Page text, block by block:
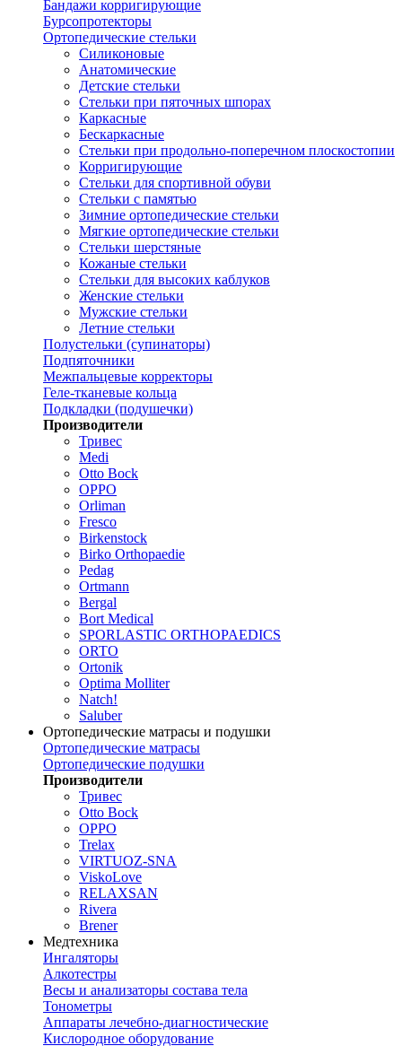
Бандажи корригирующие
Бурсопротекторы
Ортопедические стельки
Силиконовые
Анатомические
Детские стельки
Стельки при пяточных шпорах
Каркасные
Бескаркасные
Стельки при продольно-поперечном плоскостопии
Корригирующие
Стельки для спортивной обуви
Стельки с памятью
Зимние ортопедические стельки
Мягкие ортопедические стельки
Стельки шерстяные
Кожаные стельки
Стельки для высоких каблуков
Женские стельки
Мужские стельки
Летние стельки
Полустельки (супинаторы)
Подпяточники
Межпальцевые корректоры
Геле-тканевые кольца
Подкладки (подушечки)
Производители
Тривес
Medi
Otto Bock
OPPO
Orliman
Fresco
Birkenstock
Birko Orthopaedie
Pedag
Ortmann
Bergal
Bort Medical
SPORLASTIC ORTHOPAEDICS
ORTO
Ortonik
Optima Molliter
Natch!
Saluber
Ортопедические матрасы и подушки
Ортопедические матрасы
Ортопедические подушки
Производители
Тривес
Otto Bock
OPPO
Trelax
VIRTUOZ-SNA
ViskoLove
RELAXSAN
Rivera
Brener
Медтехника
Ингаляторы
Алкотестры
Весы и анализаторы состава тела
Тонометры
Аппараты лечебно-диагностические
Кислородное оборудование